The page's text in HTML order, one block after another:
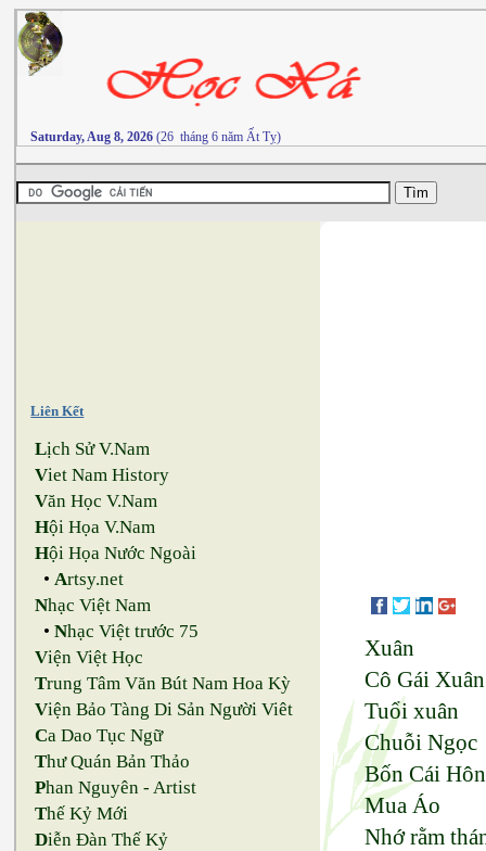
Saturday, Aug 8, 2026 (26 tháng 6 năm Ất Tỵ)
Liên Kết
Lịch Sử V.Nam
Viet Nam History
Văn Học V.Nam
Hội Họa V.Nam
Hội Họa Nước Ngoài
•Artsy.net
Nhạc Việt Nam
•Nhạc Việt trước 75
Viện Việt Học
Trung Tâm Văn Bút Nam Hoa Kỳ
Viện Bảo Tàng Di Sản Người Viêt
Ca Dao Tục Ngữ
Thư Quán Bản Thảo
Phan Nguyên - Artist
Thế Kỷ Mới
Diễn Đàn Thế Kỷ
Xuân
Cô Gái Xuân
Tuổi xuân
Chuỗi Ngọc
Bốn Cái Hôn
Mua Áo
Nhớ rằm